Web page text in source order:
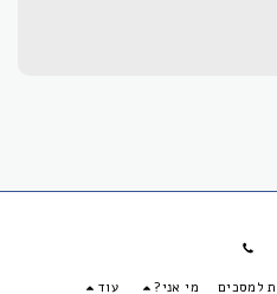
למסכים מי אני? עוד